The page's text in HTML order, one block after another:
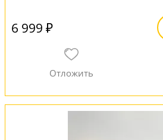
6 999 ₽